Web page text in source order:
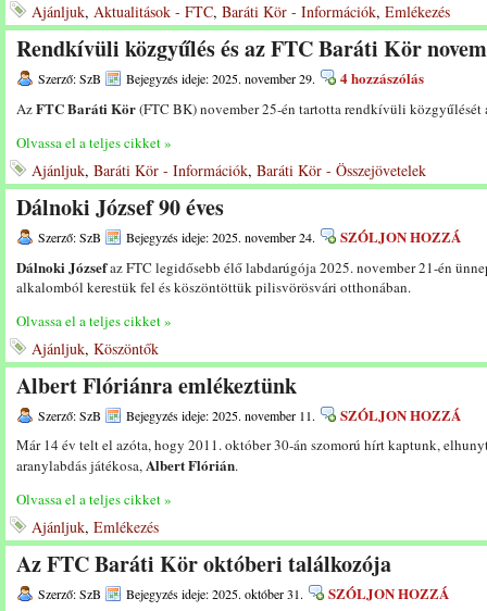
Ajánljuk, Aktualitások - FTC, Baráti Kör - Információk, Emlékezés
Rendkívüli közgyűlés és az FTC Baráti Kör
Szerző: SzB Bejegyzés ideje: 2025. november 29. 4 hozzászólás
AzFTC Baráti Kör(FTC BK) november 25-én tartotta rendkívüli
Olvassa el a teljes cikket »
Ajánljuk, Baráti Kör - Információk, Baráti Kör - Összejövetelek
Dálnoki József 90 éves
Szerző: SzB Bejegyzés ideje: 2025. november 24.
SZÓLJON HOZZÁ
Dálnoki Józsefaz FTC legidősebb élő labdarúgója 2025. november 21-én
alkalomból kerestük fel és köszöntöttük pilisvörösvári otthonában.
Olvassa el a teljes cikket »
Ajánljuk, Köszöntők
Albert Flóriánra emlékeztünk
Szerző: SzB Bejegyzés ideje: 2025. november 11. SZÓLJON HOZZÁ
Már 14 év telt el azóta, hogy 2011. október 30-án szomorú hírt kaptunk,
aranylabdás játékosa,Albert Flórián.
Olvassa el a teljes cikket »
Ajánljuk, Emlékezés
Az FTC Baráti Kör októberi találkozója
Szerző: SzB Bejegyzés ideje: 2025. október 31. SZÓLJON HOZZÁ